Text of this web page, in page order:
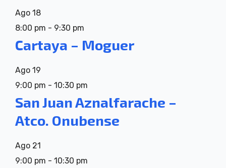
Ago 18
8:00 pm - 9:30 pm
Cartaya – Moguer
Ago 19
9:00 pm - 10:30 pm
San Juan Aznalfarache –
Atco. Onubense
Ago 21
9:00 pm - 10:30 pm